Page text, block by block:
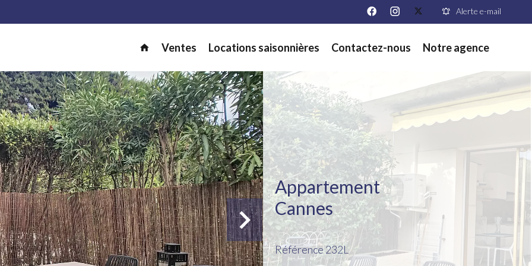
Alerte e-mail
Ventes Locations saisonnières Contactez-nous Notre agence
Appartement
Cannes
Référence232L